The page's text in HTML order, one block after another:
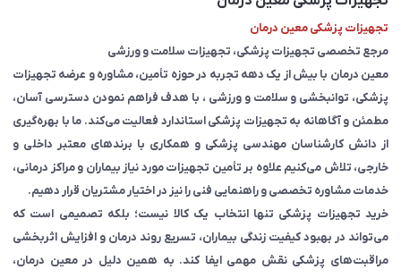
تجهیزات پزشکی معین درمان
مرجع تخصصی تجهیزات پزشکی، تجهیزات سلامت و ورزشی
معین درمان با بیش از یک دهه تجربه در حوزه تأمین، مشاوره و عرضه تجهیزات
پزشکی، توانبخشی و سلامت و ورزشی ، با هدف فراهم نمودن دسترسی آسان،
مطمئن و آگاهانه به تجهیزات پزشکی استاندارد فعالیت می‌کند. ما با بهره‌گیری
از دانش کارشناسان مهندسی پزشکی و همکاری با برندهای معتبر داخلی و
خارجی، تلاش می‌کنیم علاوه بر تأمین تجهیزات مورد نیاز بیماران و مراکز درمانی،
خدمات مشاوره تخصصی و راهنمایی فنی را نیز در اختیار مشتریان قرار دهیم.
خرید تجهیزات پزشکی تنها انتخاب یک کالا نیست؛ بلکه تصمیمی است که
می‌تواند در بهبود کیفیت زندگی بیماران، تسریع روند درمان و افزایش اثربخشی
مراقبت‌های پزشکی نقش مهمی ایفا کند. به همین دلیل در معین درمان،